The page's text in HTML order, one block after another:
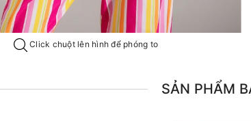
Click chuột lên hình để phóng to
SẢN PHẨM